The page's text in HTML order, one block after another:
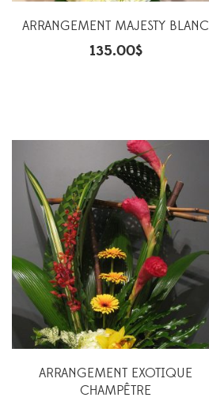
ARRANGEMENT MAJESTY BLANC
135.00$
ARRANGEMENT EXOTIQUE
CHAMPÊTRE